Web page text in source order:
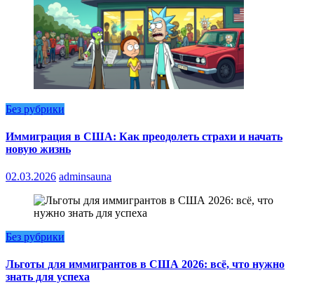
Без рубрики
Иммиграция в США: Как преодолеть страхи и начать
новую жизнь
02.03.2026 adminsauna
Без рубрики
Льготы для иммигрантов в США 2026: всё, что нужно
знать для успеха